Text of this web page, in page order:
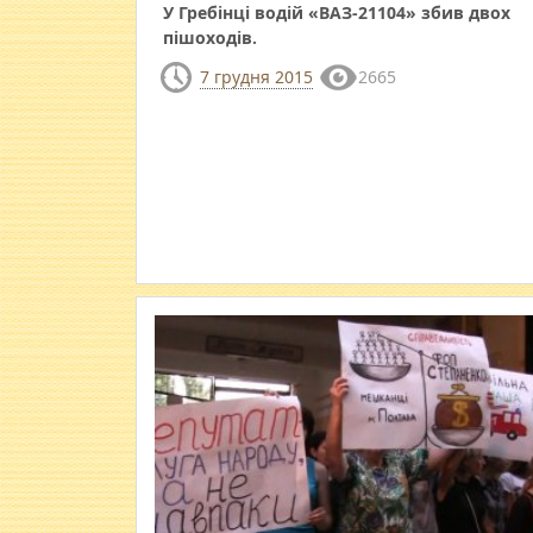
У Гребінці водій «ВАЗ-21104» збив двох
пішоходів.
7 грудня 2015
2665